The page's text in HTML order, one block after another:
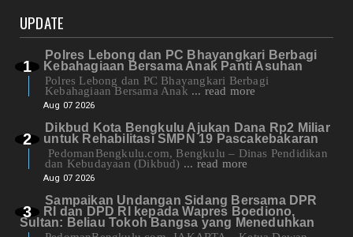
UPDATE
Polres Lebong dan PC Bhayangkari Berbagi
Kebahagiaan Bersama Anak Panti Asuhan
Polres Lebong dan PC Bhayangkari Berbagi
Kebahagiaan Bersama Anak ... read more
Aug 07 2026
Dikbud Kota Bengkulu Ajukan Dana Rp2 Miliar
untuk Rehabilitasi SMPN 19 Pascakebakaran
PedomanBengkulu.com, Bengkulu – Dinas Pendidikan
dan Kebudayaan (Dikbud) ... read more
Aug 07 2026
Sampaikan Undangan Sidang Bersama DPR
RI dan DPD RI kepada Wapres Boediono,
Sultan: Beliau Tokoh Bangsa yang Meneduhkan